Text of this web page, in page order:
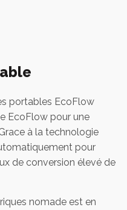
portables EcoFlow
EcoFlow pour une
à la technologie
pour
de conversion élevé de
nomade est en